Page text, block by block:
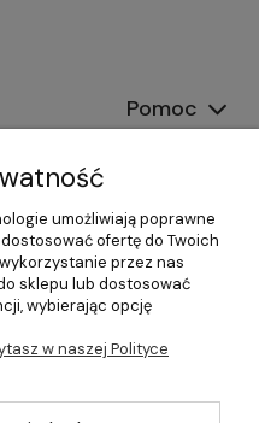
Pomoc
Moje konto
Gwarancja i zwroty
O firmie
umożliwiają poprawne
ofertę do Twoich
przez nas
sklepu lub dostosować
wybierając opcję
w naszej Polityce